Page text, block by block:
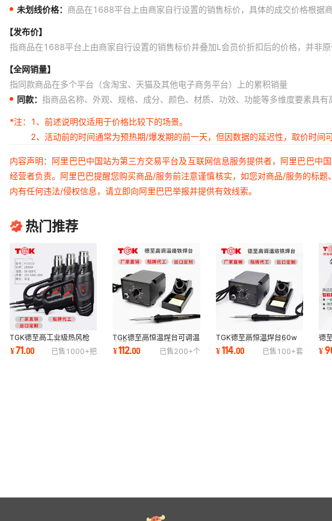
未划线价格： 商品在1688平台上由商家自行设置的销售标价，具体的成交价格根据
【发布价】
指商品在1688平台上由商家自行设置的销售标价并叠加L会员价折扣后的价格，并非原
【全网销量】
指同款商品在多个平台（含淘宝、天猫及其他电子商务平台）上的累积销量
同款： 指商品名称、外观、规格、成分、颜色、材质、功效、功能等多维度要素具
*注：
1、前述说明仅适用于价格比较下的场景。
2、活动前的时间通常为预热期/爆发期的前一天，但因数据的延迟性，取价时间
内容声明：阿里巴巴中国站为第三方交易平台及互联网信息服务提供者，阿里巴巴
经营者负责。阿里巴巴提醒您购买商品/服务前注意谨慎核实，如您对商品/服务的标
内有任何违法/侵权信息，请立即向阿里巴巴举报并提供有效线索。
热门推荐
TGK德至高工业级热风枪
HG5520贴膜烤枪风筒热
缩烘枪工具批发2000W
¥71.00 已售 1000+把
TGK德至高恒温焊台可调温
电焊台烙铁60w焊接维修
工具套装936B工厂
¥112.00 已售200+个
TGK德至高恒温焊台60w
可调温电烙铁焊接维修工具
套装TGK-936A烙铁
¥114.00 已售 100+套
德
风
烘
¥